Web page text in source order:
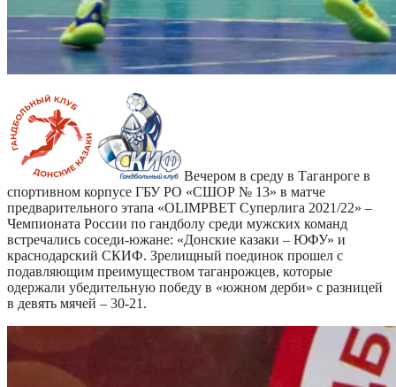
Вечером в среду в Таганроге в
спортивном корпусе ГБУ РО «СШОР № 13» в матче
предварительного этапа «OLIMPBET Суперлига 2021/22» –
Чемпионата России по гандболу среди мужских команд
встречались соседи-южане: «Донские казаки – ЮФУ» и
краснодарский СКИФ. Зрелищный поединок прошел с
подавляющим преимуществом таганрожцев, которые
одержали убедительную победу в «южном дерби» с разницей
в девять мячей – 30-21.